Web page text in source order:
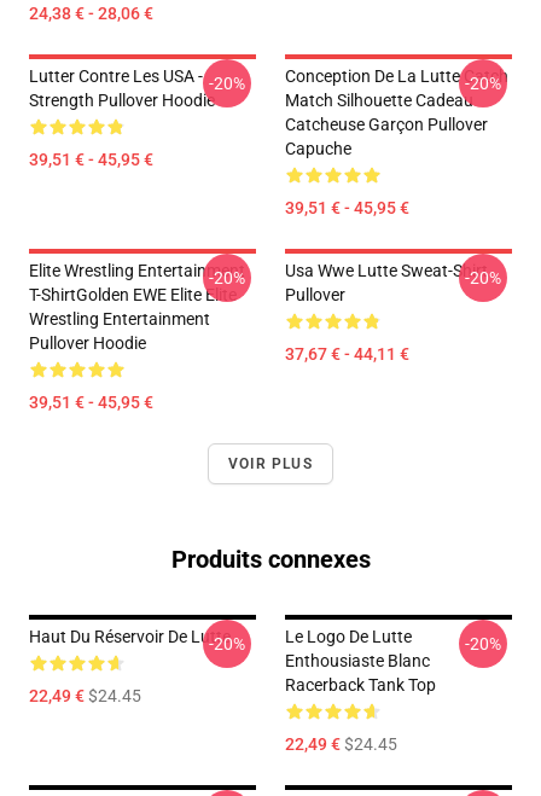
24,38 € - 28,06 €
Lutter Contre Les USA -
Strength Pullover Hoodie
39,51 € - 45,95 €
-20%
Conception De La Lutte Catch
Match Silhouette Cadeau
Catcheuse Garçon Pullover
Capuche
39,51 € - 45,95 €
-20%
Elite Wrestling Entertainment
T-ShirtGolden EWE Elite Elite
Wrestling Entertainment
Pullover Hoodie
39,51 € - 45,95 €
-20%
Usa Wwe Lutte Sweat-Shirt
Pullover
37,67 € - 44,11 €
-20%
VOIR PLUS
Produits connexes
Haut Du Réservoir De Lutte
22,49 €$24.45
-20%
Le Logo De Lutte
Enthousiaste Blanc
Racerback Tank Top
22,49 €$24.45
-20%